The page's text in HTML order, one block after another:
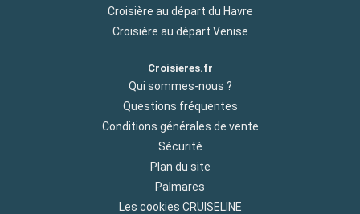
Croisière au départ du Havre
Croisière au départ Venise
Croisieres.fr
Qui sommes-nous ?
Questions fréquentes
Conditions générales de vente
Sécurité
Plan du site
Palmares
Les cookies CRUISELINE